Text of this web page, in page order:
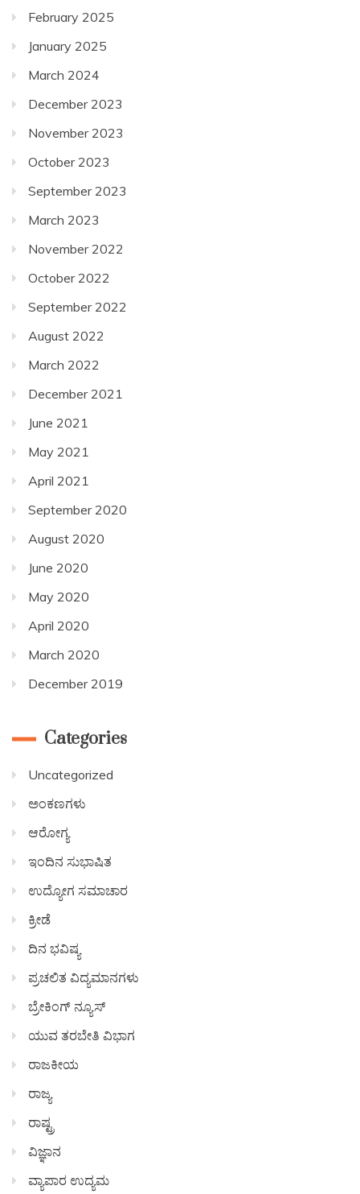
February 2025
January 2025
March 2024
December 2023
November 2023
October 2023
September 2023
March 2023
November 2022
October 2022
September 2022
August 2022
March 2022
December 2021
June 2021
May 2021
April 2021
September 2020
August 2020
June 2020
May 2020
April 2020
March 2020
December 2019
Categories
Uncategorized
ಅಂಕಣಗಳು
ಆರೋಗ್ಯ
ಇಂದಿನ ಸುಭಾಷಿತ
ಉದ್ಯೋಗ ಸಮಾಚಾರ
ಕ್ರೀಡೆ
ದಿನ ಭವಿಷ್ಯ
ಪ್ರಚಲಿತ ವಿದ್ಯಮಾನಗಳು
ಬ್ರೇಕಿಂಗ್ ನ್ಯೂಸ್
ಯುವ ತರಬೇತಿ ವಿಭಾಗ
ರಾಜಕೀಯ
ರಾಜ್ಯ
ರಾಷ್ಟ್ರ
ವಿಜ್ಞಾನ
ವ್ಯಾಪಾರ ಉದ್ಯಮ